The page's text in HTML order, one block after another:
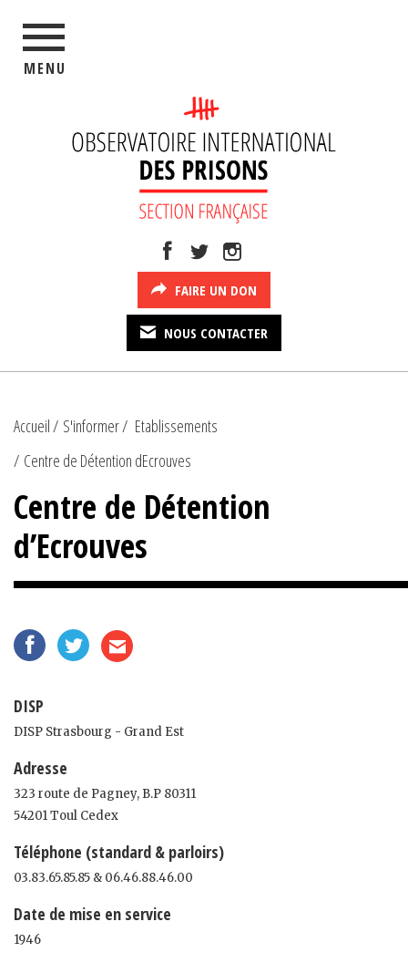
MENU
FAIRE UN DON
NOUS CONTACTER
Accueil S'informer
Etablissements
Centre de Détention dEcrouves
Centre de Détention
d’Ecrouves
DISP
DISP Strasbourg - Grand Est
Adresse
323 route de Pagney, B.P 80311
54201 Toul Cedex
Téléphone (standard & parloirs)
03.83.65.85.85 & 06.46.88.46.00
Date de mise en service
1946